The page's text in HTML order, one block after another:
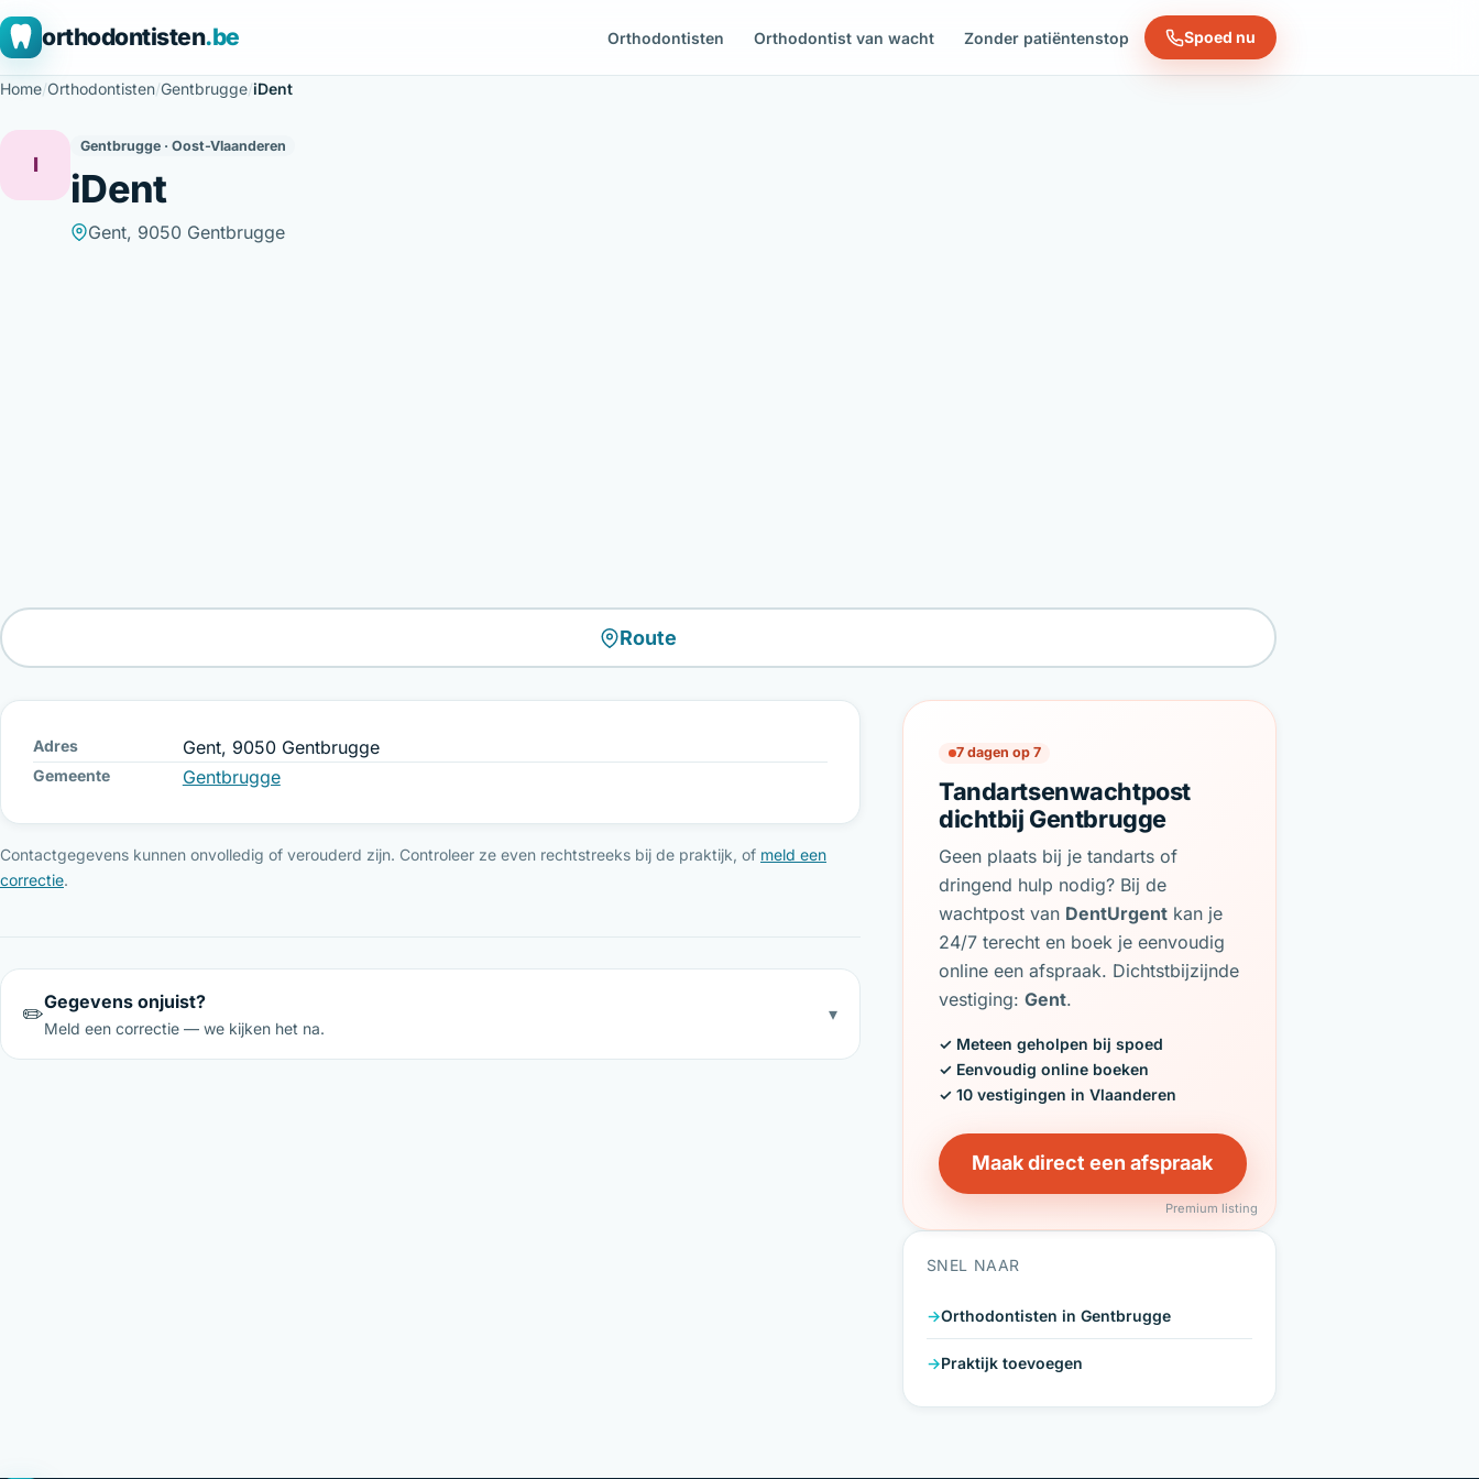
orthodontisten.be Orthodontisten Orthodontist van wacht Zonder patiëntenstop Spoed nu
Home/Orthodontisten/Gentbrugge/iDent
I
Gentbrugge · Oost-Vlaanderen
iDent
Gent, 9050 Gentbrugge
Route
7 dagen op 7
Tandartsenwachtpost
dichtbij Gentbrugge
Geen plaats bij je tandarts of
dringend hulp nodig? Bij de
wachtpost van DentUrgent kan je
24/7 terecht en boek je eenvoudig
online een afspraak. Dichtstbijzijnde
vestiging: Gent.
✓ Meteen geholpen bij spoed
✓ Eenvoudig online boeken
✓ 10 vestigingen in Vlaanderen
Maak direct een afspraak
Premium listing
SNEL NAAR
Orthodontisten in Gentbrugge
Praktijk toevoegen
Adres Gent, 9050 Gentbrugge
Gemeente Gentbrugge
Contactgegevens kunnen onvolledig of verouderd zijn. Controleer ze even rechtstreeks bij de praktijk, of meld een
correctie.
✏️Gegevens onjuist?
Meld een correctie — we kijken het na.
▾